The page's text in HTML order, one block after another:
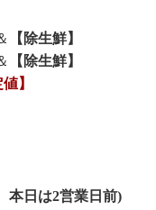
【除生鮮】
【除生鮮】
】
本日は2営業日前)